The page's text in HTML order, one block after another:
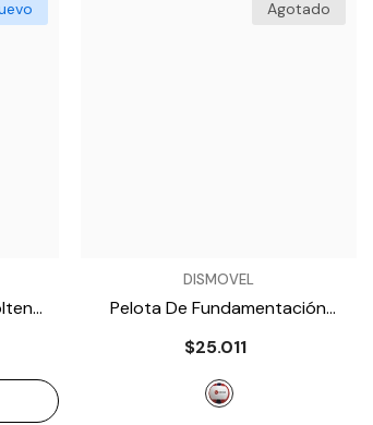
Agotado
DISMOVEL
Pelota De Fundamentación
Voleibol Miyagi PVC VOLEI
$25.011